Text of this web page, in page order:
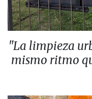
"La limpieza
mismo ritmo